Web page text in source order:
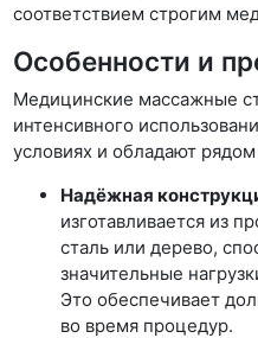
соответствием строгим
Особенности и
Медицинские массажные
интенсивного
условиях и обладают
Надёжная
изготавливается из
сталь или дерево,
значительные
Это обеспечивает
во время процедур.